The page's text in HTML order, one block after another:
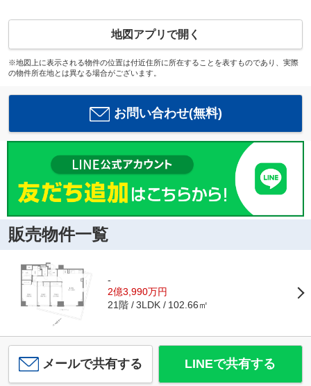
地図アプリで開く
※地図上に表示される物件の位置は付近住所に所在することを表すものであり、実際
の物件所在地とは異なる場合がございます。
お問い合わせ(無料)
販売物件一覧
-
2億3,990万円
21階 3LDK 102.66㎡
メールで共有する LINEで共有する